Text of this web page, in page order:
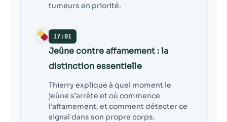
tumeurs en priorité.
17:01
Jeûne contre affamement : la
distinction essentielle
Thierry explique à quel moment le
jeûne s’arrête et où commence
l’affamement, et comment détecter ce
signal dans son propre corps.